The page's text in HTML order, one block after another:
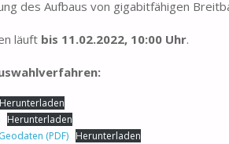
des Aufbaus von gigabitfähigen
läuft bis 11.02.2022, 10:00 Uhr.
Herunterladen
Herunterladen
(PDF) Herunterladen